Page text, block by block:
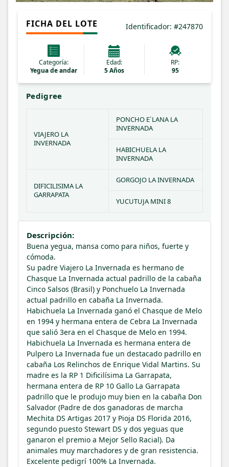
FICHA DEL LOTE Identificador: #247870
Categoría:
Yegua de andar
Edad:
5 Años
RP:
95
Pedigree
VIAJERO LA
INVERNADA
PONCHO E´LANA LA
INVERNADA
HABICHUELA LA
INVERNADA
DIFICILISIMA LA
GARRAPATA
GORGOJO LA INVERNADA
YUCUTUJA MINI 8
Descripción:
Buena yegua, mansa como para niños, fuerte y
cómoda.
Su padre Viajero La Invernada es hermano de
Chasque La Invernada actual padrillo de la cabaña
Cinco Salsos (Brasil) y Ponchuelo La Invernada
actual padrillo en cabaña La Invernada.
Habichuela La Invernada ganó el Chasque de Melo
en 1994 y hermana entera de Cebra La Invernada
que salió 3era en el Chasque de Melo en 1994.
Habichuela La Invernada es hermana entera de
Pulpero La Invernada fue un destacado padrillo en
cabaña Los Relinchos de Enrique Vidal Martins. Su
madre es la RP 1 Dificilísima La Garrapata,
hermana entera de RP 10 Gallo La Garrapata
padrillo que le produjo muy bien en la cabaña Don
Salvador (Padre de dos ganadoras de marcha
Mechita DS Artigas 2017 y Pioja DS Florida 2016,
segundo puesto Stewart DS y dos yeguas que
ganaron el premio a Mejor Sello Racial). Da
animales muy marchadores y de gran resistencia.
Excelente pedigrí 100% La Invernada.